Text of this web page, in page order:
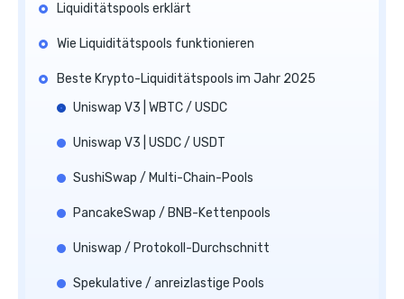
Liquiditätspools erklärt
Wie Liquiditätspools funktionieren
Beste Krypto-Liquiditätspools im Jahr 2025
Uniswap V3 | WBTC / USDC
Uniswap V3 | USDC / USDT
SushiSwap / Multi-Chain-Pools
PancakeSwap / BNB-Kettenpools
Uniswap / Protokoll-Durchschnitt
Spekulative / anreizlastige Pools